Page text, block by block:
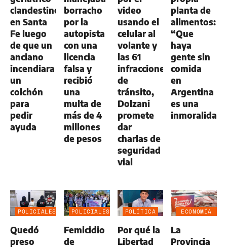
clandestino
en Santa
Fe luego
de que un
anciano
incendiara
un
colchón
para
pedir
ayuda
borracho
por la
autopista
con una
licencia
falsa y
recibió
una
multa de
más de 4
millones
de pesos
video
usando el
celular al
volante y
las 61
infracciones
de
tránsito,
Dolzani
promete
dar
charlas de
seguridad
vial
planta de
alimentos:
“Que
haya
gente sin
comida
en
Argentina
es una
POLICIALES
Quedó
preso
POLICIALES
Femicidio
de
POLÍTICA
Por qué la
Libertad
ECONOMÍA
La
Provincia